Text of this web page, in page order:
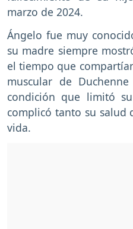
marzo de 2024.
Ángelo fue muy
su madre siempre
el tiempo que
muscular de
condición que limitó
complicó tanto su
vida.